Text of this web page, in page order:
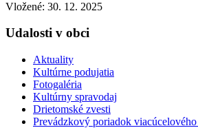
Vložené: 30. 12. 2025
Udalosti v obci
Aktuality
Kultúrne podujatia
Fotogaléria
Kultúrny spravodaj
Drietomské zvesti
Prevádzkový poriadok